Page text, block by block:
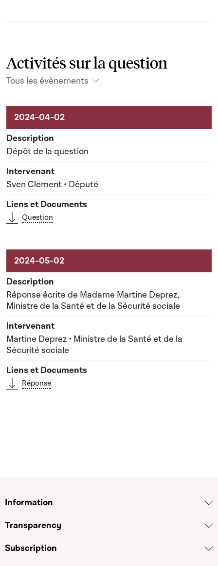
Activités sur la question
Tous les évènements
Activités sur le dossier
Dépôt de la question
Sven Clement • Député
Question
Réponse écrite de Madame Martine Deprez,
Ministre de la Santé et de la Sécurité sociale
Martine Deprez • Ministre de la Santé et de la
Sécurité sociale
Réponse
Information
Transparency
Subscription